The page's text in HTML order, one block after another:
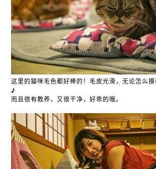
这里的猫咪毛色都好棒的！毛皮光滑，无论怎么
♪
而且很有教养，又很干净，好乖的哦。